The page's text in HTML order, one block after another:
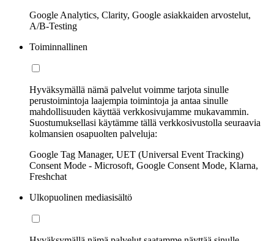
Google Analytics, Clarity, Google asiakkaiden arvostelut,
A/B-Testing
Toiminnallinen
Hyväksymällä nämä palvelut voimme tarjota sinulle
perustoimintoja laajempia toimintoja ja antaa sinulle
mahdollisuuden käyttää verkkosivujamme mukavammin.
Suostumuksellasi käytämme tällä verkkosivustolla seuraavia
kolmansien osapuolten palveluja:
Google Tag Manager, UET (Universal Event Tracking)
Consent Mode - Microsoft, Google Consent Mode, Klarna,
Freshchat
Ulkopuolinen mediasisältö